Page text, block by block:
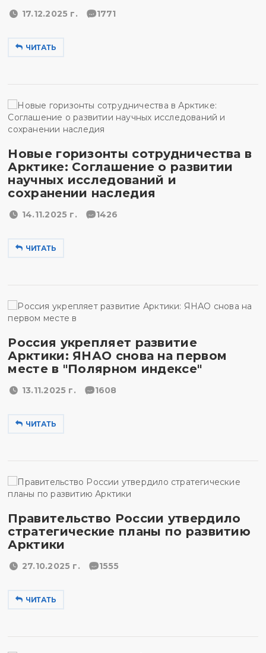
17.12.2025 г. 1771
ЧИТАТЬ
Новые горизонты сотрудничества в
Арктике: Соглашение о развитии
научных исследований и
сохранении наследия
14.11.2025 г. 1426
ЧИТАТЬ
Россия укрепляет развитие
Арктики: ЯНАО снова на первом
месте в "Полярном индексе"
13.11.2025 г. 1608
ЧИТАТЬ
Правительство России утвердило
стратегические планы по развитию
Арктики
27.10.2025 г. 1555
ЧИТАТЬ